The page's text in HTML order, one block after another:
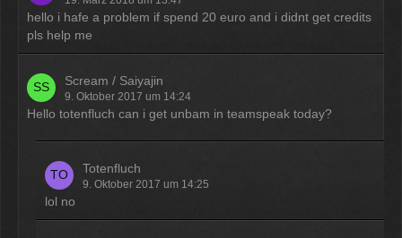
wenn man innerhalb 2 Jahre das
Forum Update kauft kostet es nur
die hälfte .
hello i hafe a problem if spend 20 euro and i didnt get credits
pls help me
Scream / Saiyajin
9. Oktober 2017 um 14:24
Hello totenfluch can i get unbam in teamspeak today?
Totenfluch
9. Oktober 2017 um 14:25
lol no